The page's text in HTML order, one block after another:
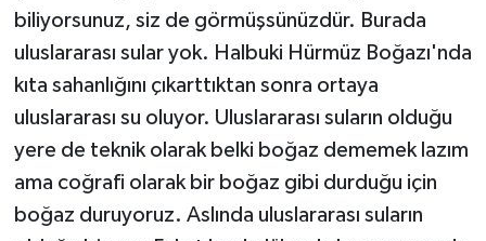
biliyorsunuz, siz de görmüşsünüzdür. Burada
uluslararası sular yok. Halbuki Hürmüz Boğazı'nda
kıta sahanlığını çıkarttıktan sonra ortaya
uluslararası su oluyor. Uluslararası suların olduğu
yere de teknik olarak belki boğaz dememek lazım
ama coğrafi olarak bir boğaz gibi durduğu için
boğaz duruyoruz. Aslında uluslararası suların